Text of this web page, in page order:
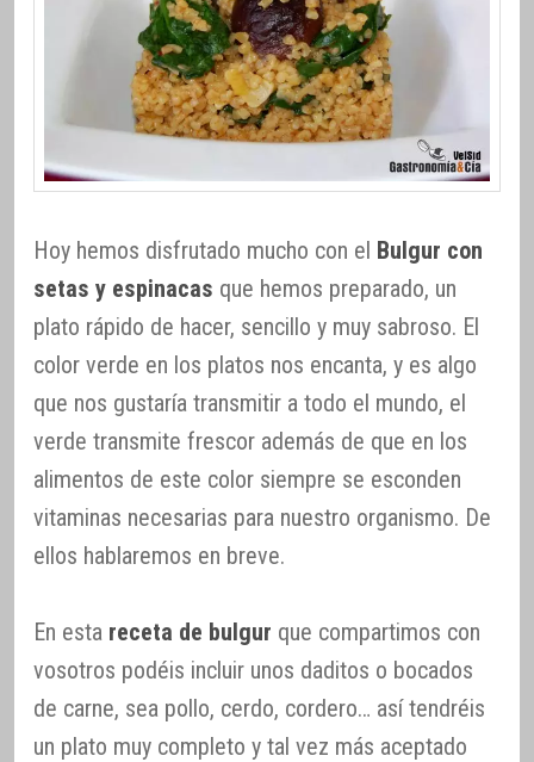
Hoy hemos disfrutado mucho con el Bulgur con
setas y espinacas que hemos preparado, un
plato rápido de hacer, sencillo y muy sabroso. El
color verde en los platos nos encanta, y es algo
que nos gustaría transmitir a todo el mundo, el
verde transmite frescor además de que en los
alimentos de este color siempre se esconden
vitaminas necesarias para nuestro organismo. De
ellos hablaremos en breve.
En esta receta de bulgur que compartimos con
vosotros podéis incluir unos daditos o bocados
de carne, sea pollo, cerdo, cordero… así tendréis
un plato muy completo y tal vez más aceptado